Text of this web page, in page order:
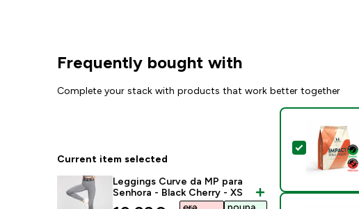
Frequently bought with
Complete your stack with products that work better together
Current item selected
Leggings Curve da MP para
Senhora - Black Cherry - XS
Select